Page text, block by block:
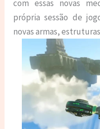
com essas novas
própria sessão de
novas armas,